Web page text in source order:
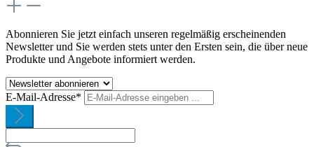
Abonnieren Sie jetzt einfach unseren regelmäßig erscheinenden
Newsletter und Sie werden stets unter den Ersten sein, die über neue
Produkte und Angebote informiert werden.
E-Mail-Adresse*